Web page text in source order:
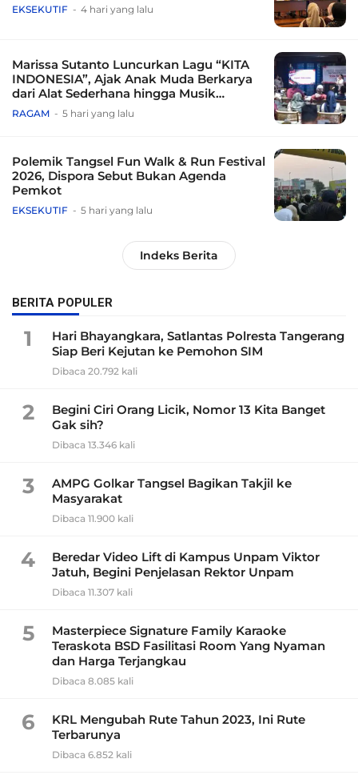
EKSEKUTIF 4 hari yang lalu
Marissa Sutanto Luncurkan Lagu “KITA
INDONESIA”, Ajak Anak Muda Berkarya
dari Alat Sederhana hingga Musik
Tradisional
RAGAM 5 hari yang lalu
Polemik Tangsel Fun Walk & Run Festival
2026, Dispora Sebut Bukan Agenda
Pemkot
EKSEKUTIF 5 hari yang lalu
Indeks Berita
BERITA POPULER
1
Hari Bhayangkara, Satlantas Polresta Tangerang
Siap Beri Kejutan ke Pemohon SIM
Dibaca 20.792 kali
2
Begini Ciri Orang Licik, Nomor 13 Kita Banget
Gak sih?
Dibaca 13.346 kali
3
AMPG Golkar Tangsel Bagikan Takjil ke
Masyarakat
Dibaca 11.900 kali
4
Beredar Video Lift di Kampus Unpam Viktor
Jatuh, Begini Penjelasan Rektor Unpam
Dibaca 11.307 kali
5
Masterpiece Signature Family Karaoke
Teraskota BSD Fasilitasi Room Yang Nyaman
dan Harga Terjangkau
Dibaca 8.085 kali
6
KRL Mengubah Rute Tahun 2023, Ini Rute
Terbarunya
Dibaca 6.852 kali